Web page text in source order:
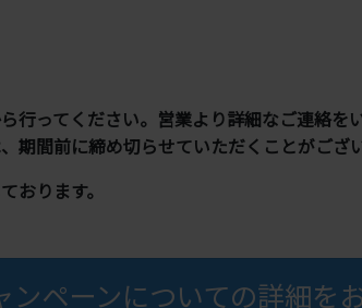
行ってください。営業より詳細なご連絡を
期間前に締め切らせていただくことがござ
おります。
ンペーンについての詳細を